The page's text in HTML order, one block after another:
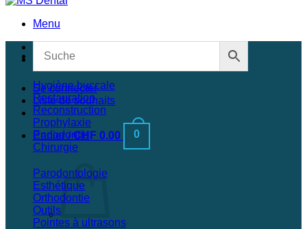
Menu
Se connecter
Liste de souhaits
Panier /CHF 0.00 0
Shop
Hygiène buccale
Restauration
Reconstruction
Prophylaxie
Endodontie
Chirurgie
Parodontologie
Esthétique
Orthodontie
Outils
Pointes à ultrasons